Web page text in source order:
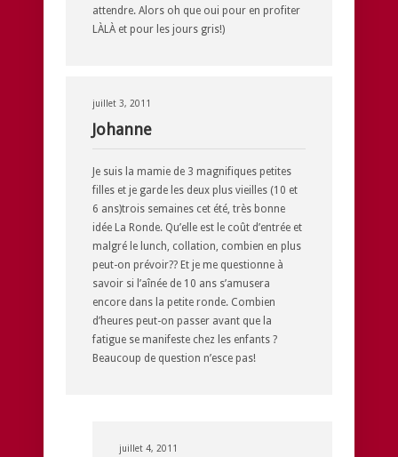
attendre. Alors oh que oui pour en profiter
LÀLÀ et pour les jours gris!)
juillet 3, 2011
Johanne
Je suis la mamie de 3 magnifiques petites
filles et je garde les deux plus vieilles (10 et
6 ans)trois semaines cet été, très bonne
idée La Ronde. Qu’elle est le coût d’entrée et
malgré le lunch, collation, combien en plus
peut-on prévoir?? Et je me questionne à
savoir si l’aînée de 10 ans s’amusera
encore dans la petite ronde. Combien
d’heures peut-on passer avant que la
fatigue se manifeste chez les enfants ?
Beaucoup de question n’esce pas!
juillet 4, 2011